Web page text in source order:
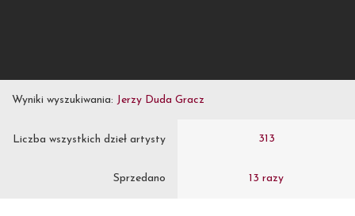
Wyniki wyszukiwania: Jerzy Duda Gracz
Liczba wszystkich dzieł artysty 313
Sprzedano 13 razy